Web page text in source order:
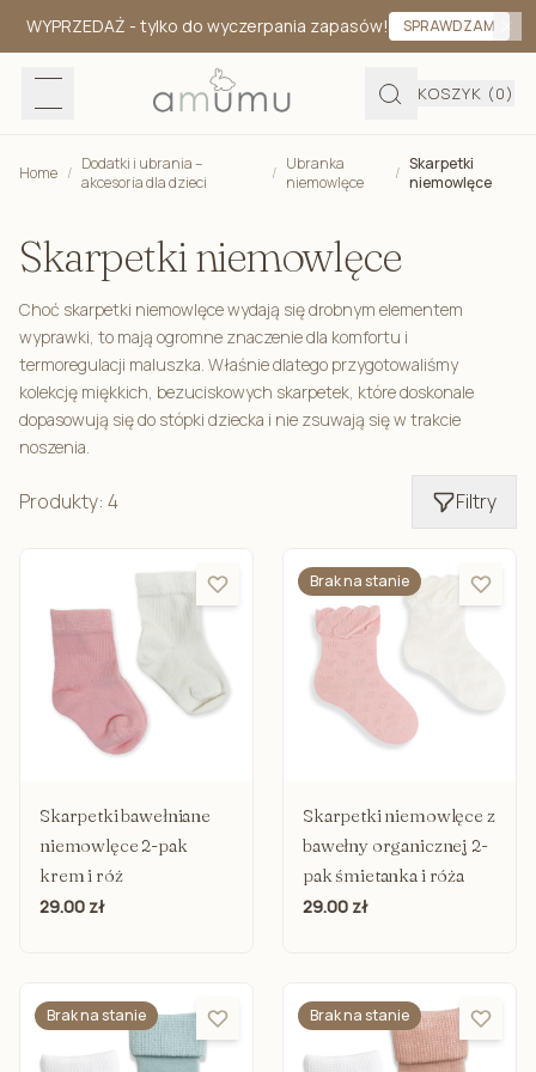
WYPRZEDAŻ - tylko do wyczerpania zapasów! SPRAWDZAM
KOSZYK (0)
Home / Dodatki i ubrania –
akcesoria dla dzieci
/ Ubranka
niemowlęce
/ Skarpetki
niemowlęce
Skarpetki niemowlęce
Choć skarpetki niemowlęce wydają się drobnym elementem
wyprawki, to mają ogromne znaczenie dla komfortu i
termoregulacji maluszka. Właśnie dlatego przygotowaliśmy
kolekcję miękkich, bezuciskowych skarpetek, które doskonale
dopasowują się do stópki dziecka i nie zsuwają się w trakcie
noszenia.
Produkty: 4 Filtry
Skarpetki bawełniane
niemowlęce 2-pak
krem i róż
29.00 zł
Brak na stanie
Skarpetki niemowlęce z
bawełny organicznej 2-
pak śmietanka i róża
29.00 zł
Brak na stanie Brak na stanie